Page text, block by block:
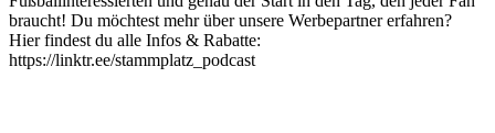
braucht! Du möchtest mehr über unsere Werbepartner erfahren?
Hier findest du alle Infos & Rabatte:
https://linktr.ee/stammplatz_podcast